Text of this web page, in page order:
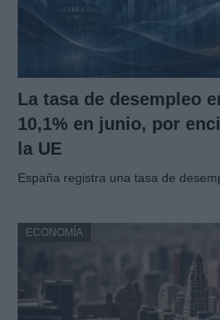
La tasa de desempleo
10,1% en junio, por
la UE
España registra una tasa de
ECONOMÍA